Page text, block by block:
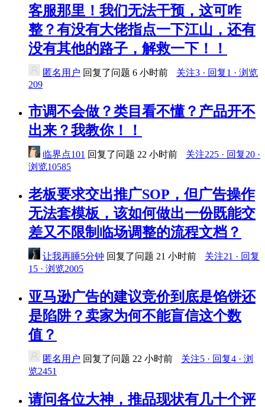
客服那里！我们无法干预，这可咋
整？有没有大佬指点一下江山，还有
没有其他的路子，解救一下！！
匿名用户 回复了问题 6 小时前
关注3 · 回复1 · 浏览
209
市调不会做？类目看不懂？产品开不
出来？我教你！！
临界点101 回复了问题 22 小时前
关注225 · 回复20 ·
浏览10585
老板要求交出推广SOP，但广告操作
无法套模板，该如何做出一份既能交
差又不限制临场调整的流程文档？
让我再睡5分钟 回复了问题 21 小时前
关注21 · 回复
15 · 浏览2005
亚马逊广告的建议竞价到底是馅饼还
是陷阱？卖家为何不能盲信这个数
值？
匿名用户 回复了问题 22 小时前
关注5 · 回复4 · 浏
览2451
请问各位大神，推品现状有几十个评